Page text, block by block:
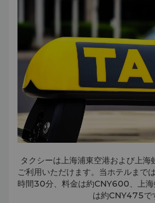
タクシーは上海浦東空港および上海
ご利用いただけます。当ホテルまで
時間30分、料金は約CNY600、上海
は約CNY475で